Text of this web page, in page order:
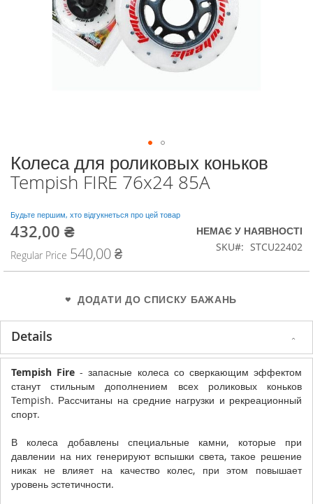
Перейти
до
початку
зображень
Колеса для роликовых коньков
Tempish FIRE 76x24 85A
Будьте першим, хто відгукнеться про цей товар
Special
432,00 ₴
Regular Price 540,00 ₴
НЕМАЄ У НАЯВНОСТІ
SKU
STCU22402
ДОДАТИ ДО СПИСКУ БАЖАНЬ
Details
Tempish Fire - запасные колеса со сверкающим эффектом
станут стильным дополнением всех роликовых коньков
Tempish. Рассчитаны на средние нагрузки и рекреационный
спорт.
В колеса добавлены специальные камни, которые при
давлении на них генерируют вспышки света, такое решение
никак не влияет на качество колес, при этом повышает
уровень эстетичности.